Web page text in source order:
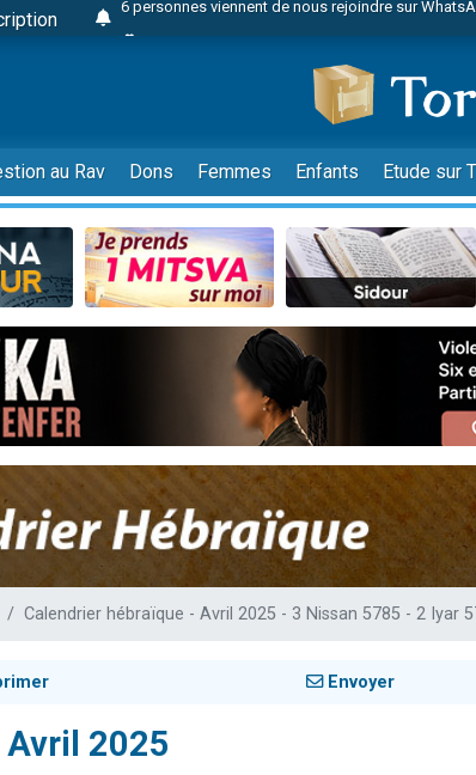
4 personnes viennent de faire un don pour
17 personnes viennent de demander une
4 personnes viennent de nous rejoindre sur
Il reste 49 places pour étudier en groupe sur
23 personnes viennent de faire un don pour
Eva vient de donner son Maasser
4 personnes viennent de nous rejoindre sur
3 personnes viennent de nous rejoindre sur
3 personnes viennent de faire un don pour 5
Odaya vient de donner son Maasser
2 personnes viennent de nous rejoindre sur
13 personnes viennent de demander une
12 nouvelles musiques dans Torah-Box Music
30 personnes viennent de faire un don pour
Il reste 49 places pour étudier en groupe sur
3 personnes viennent de nous rejoindre sur
2 personnes viennent de nous rejoindre sur
au Rav Dons Femmes Enfants Etude sur
Calendrier hébraïque - Avril 2025 - 3 Nissan 5785 - 2 Iyar
Envoyer
2025